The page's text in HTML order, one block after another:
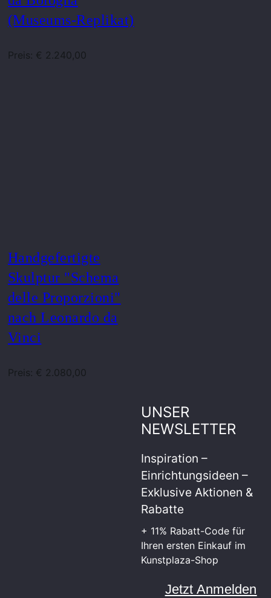
(Museums-Replikat)
Preis: € 2.240,00
Handgefertigte
Skulptur "Schema
delle Proporzioni"
nach Leonardo da
Vinci
Preis: € 2.080,00
UNSER
NEWSLETTER
Inspiration –
Einrichtungsideen –
Exklusive Aktionen &
Rabatte
+ 11% Rabatt-Code für
Ihren ersten Einkauf im
Kunstplaza-Shop
Jetzt Anmelden